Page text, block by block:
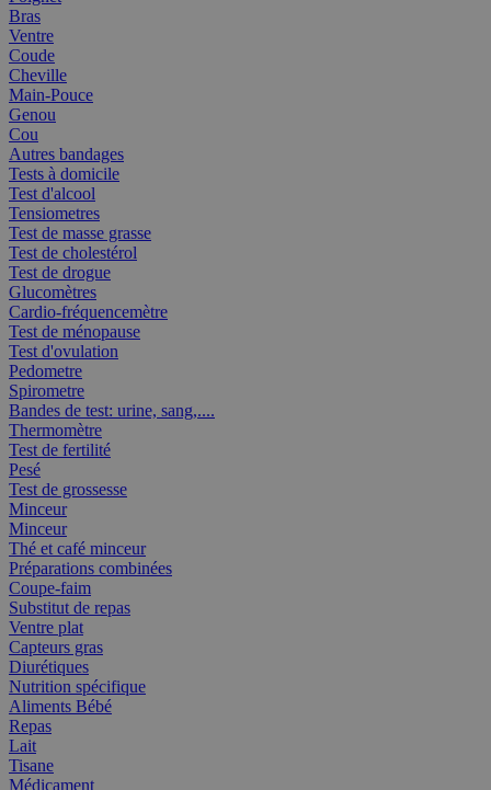
Bras
Ventre
Coude
Cheville
Main-Pouce
Genou
Cou
Autres bandages
Tests à domicile
Test d'alcool
Tensiometres
Test de masse grasse
Test de cholestérol
Test de drogue
Glucomètres
Cardio-fréquencemètre
Test de ménopause
Test d'ovulation
Pedometre
Spirometre
Bandes de test: urine, sang,....
Thermomètre
Test de fertilité
Pesé
Test de grossesse
Minceur
Minceur
Thé et café minceur
Préparations combinées
Coupe-faim
Substitut de repas
Ventre plat
Capteurs gras
Diurétiques
Nutrition spécifique
Aliments Bébé
Repas
Lait
Tisane
Médicament